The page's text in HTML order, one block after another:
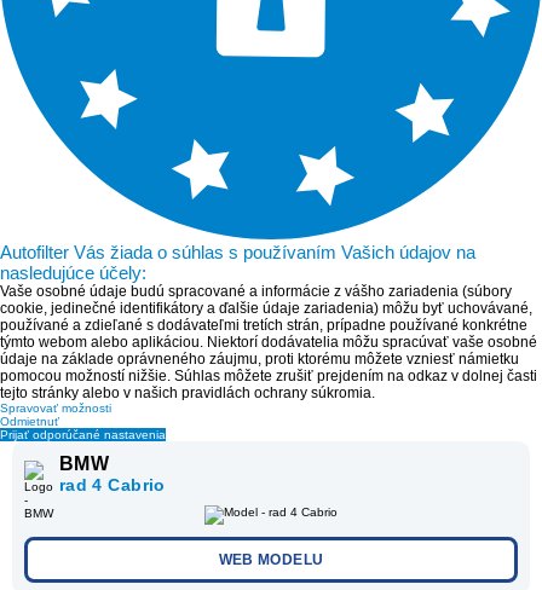
Autofilter Vás žiada o súhlas s používaním Vašich údajov na
nasledujúce účely:
Vaše osobné údaje budú spracované a informácie z vášho zariadenia (súbory
cookie, jedinečné identifikátory a ďalšie údaje zariadenia) môžu byť uchovávané,
používané a zdieľané s dodávateľmi tretích strán, prípadne používané konkrétne
týmto webom alebo aplikáciou. Niektorí dodávatelia môžu spracúvať vaše osobné
údaje na základe oprávneného záujmu, proti ktorému môžete vzniesť námietku
pomocou možností nižšie. Súhlas môžete zrušiť prejdením na odkaz v dolnej časti
tejto stránky alebo v našich pravidlách ochrany súkromia.
Spravovať možnosti
Odmietnuť
Prijať odporúčané nastavenia
BMW
rad 4 Cabrio
WEB MODELU